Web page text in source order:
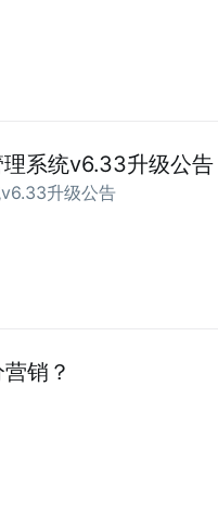
系统v6.33升级公告
升级公告
销？